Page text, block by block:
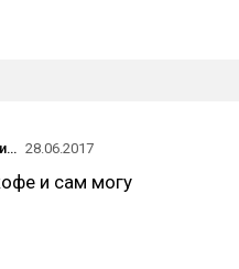
Почему мы игнорируем присылаемые тексты о женщинах в ИТ-индустрии 28.06.2017
и сам могу